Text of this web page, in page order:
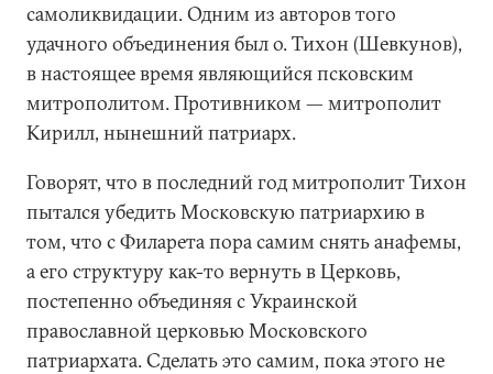
самоликвидации. Одним из авторов того
удачного объединения был о. Тихон (Шевкунов),
в настоящее время являющийся псковским
митрополитом. Противником — митрополит
Кирилл, нынешний патриарх.
Говорят, что в последний год митрополит Тихон
пытался убедить Московскую патриархию в
том, что с Филарета пора самим снять анафемы,
а его структуру как-то вернуть в Церковь,
постепенно объединяя с Украинской
православной церковью Московского
патриархата. Сделать это самим, пока этого не